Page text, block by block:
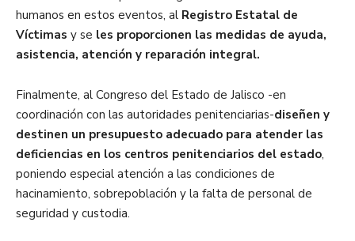
humanos en estos eventos, al Registro Estatal de
Víctimas y se les proporcionen las medidas de ayuda,
asistencia, atención y reparación integral.
Finalmente, al Congreso del Estado de Jalisco -en
coordinación con las autoridades penitenciarias-diseñen y
destinen un presupuesto adecuado para atender las
deficiencias en los centros penitenciarios del estado,
poniendo especial atención a las condiciones de
hacinamiento, sobrepoblación y la falta de personal de
seguridad y custodia.